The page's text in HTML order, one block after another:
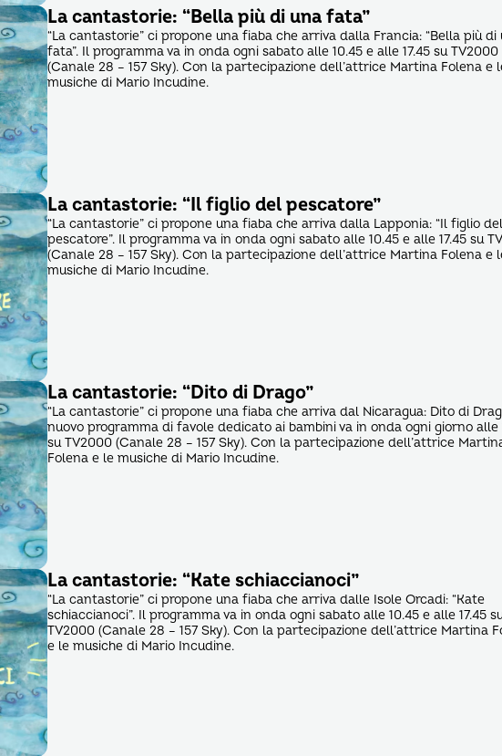
La cantastorie: “Bella più di una fata”
“La cantastorie” ci propone una fiaba che arriva dalla Francia: “Bella più di
fata”. Il programma va in onda ogni sabato alle 10.45 e alle 17.45 su TV2000
(Canale 28 – 157 Sky). Con la partecipazione dell’attrice Martina Folena e
musiche di Mario Incudine.
La cantastorie: “Il figlio del pescatore”
“La cantastorie” ci propone una fiaba che arriva dalla Lapponia: “Il figlio del
pescatore”. Il programma va in onda ogni sabato alle 10.45 e alle 17.45 su
(Canale 28 – 157 Sky). Con la partecipazione dell’attrice Martina Folena e
musiche di Mario Incudine.
La cantastorie: “Dito di Drago”
“La cantastorie” ci propone una fiaba che arriva dal Nicaragua: Dito di
nuovo programma di favole dedicato ai bambini va in onda ogni giorno alle
su TV2000 (Canale 28 – 157 Sky). Con la partecipazione dell’attrice
Folena e le musiche di Mario Incudine.
La cantastorie: “Kate schiaccianoci”
“La cantastorie” ci propone una fiaba che arriva dalle Isole Orcadi: “Kate
schiaccianoci”. Il programma va in onda ogni sabato alle 10.45 e alle 17.45
TV2000 (Canale 28 – 157 Sky). Con la partecipazione dell’attrice Martina
e le musiche di Mario Incudine.